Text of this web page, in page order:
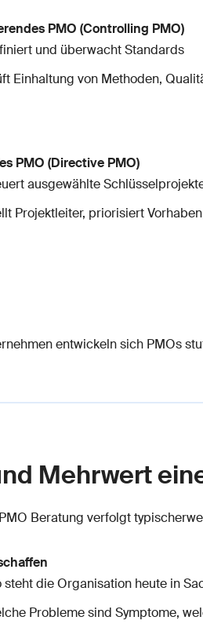
PMO (Controlling PMO)
und überwacht Standards
Einhaltung von Methoden,
PMO (Directive PMO)
ausgewählte
Projektleiter, priorisiert
entwickeln sich PMOs
Mehrwert
Beratung verfolgt
steht die Organisation heute in
Probleme sind Symptome,